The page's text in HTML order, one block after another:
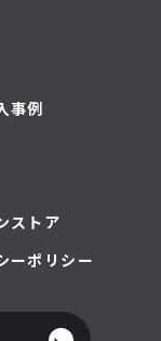
事例
ストア
ーポリシー